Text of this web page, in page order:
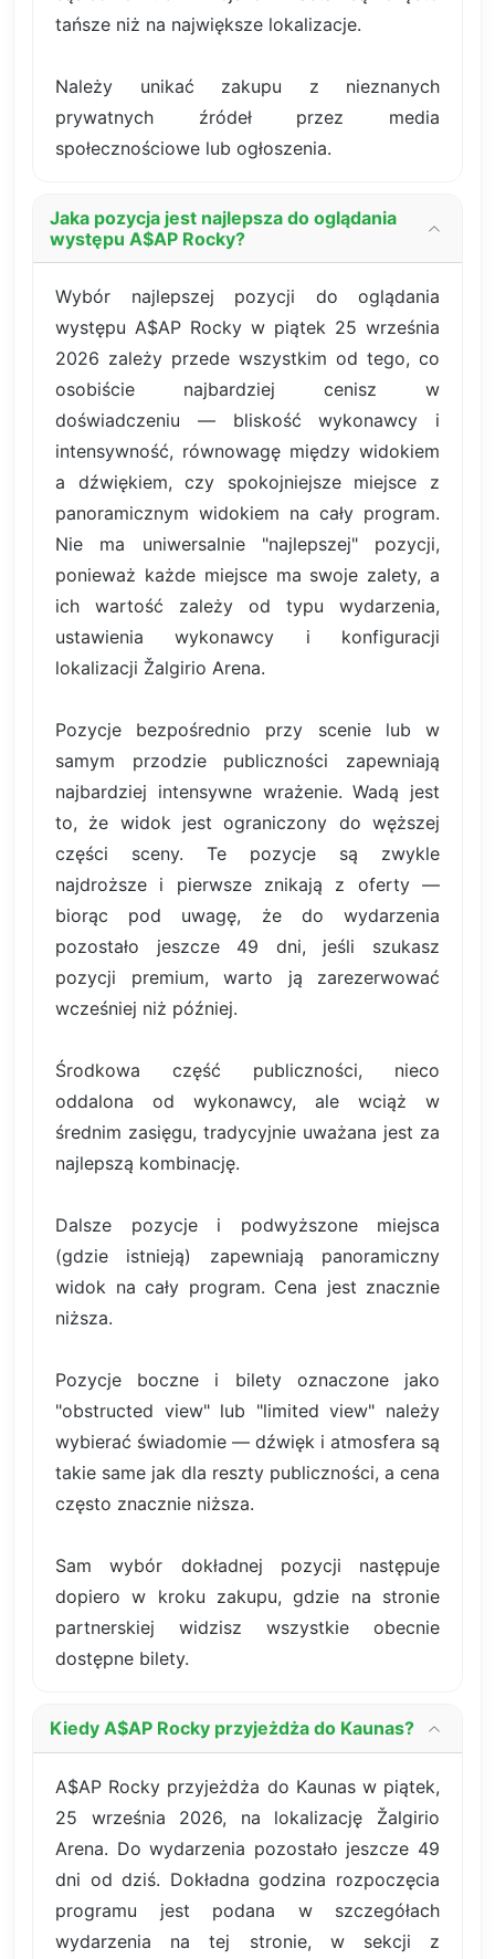
tańsze niż na największe lokalizacje.
Należy unikać zakupu z nieznanych
prywatnych źródeł przez media
społecznościowe lub ogłoszenia.
Jaka pozycja jest najlepsza do oglądania
występu A$AP Rocky?
Wybór najlepszej pozycji do oglądania
występu A$AP Rocky w piątek 25 września
2026 zależy przede wszystkim od tego, co
osobiście najbardziej cenisz w
doświadczeniu — bliskość wykonawcy i
intensywność, równowagę między widokiem
a dźwiękiem, czy spokojniejsze miejsce z
panoramicznym widokiem na cały program.
Nie ma uniwersalnie "najlepszej" pozycji,
ponieważ każde miejsce ma swoje zalety, a
ich wartość zależy od typu wydarzenia,
ustawienia wykonawcy i konfiguracji
lokalizacji Žalgirio Arena.
Pozycje bezpośrednio przy scenie lub w
samym przodzie publiczności zapewniają
najbardziej intensywne wrażenie. Wadą jest
to, że widok jest ograniczony do węższej
części sceny. Te pozycje są zwykle
najdroższe i pierwsze znikają z oferty —
biorąc pod uwagę, że do wydarzenia
pozostało jeszcze 49 dni, jeśli szukasz
pozycji premium, warto ją zarezerwować
wcześniej niż później.
Środkowa część publiczności, nieco
oddalona od wykonawcy, ale wciąż w
średnim zasięgu, tradycyjnie uważana jest za
najlepszą kombinację.
Dalsze pozycje i podwyższone miejsca
(gdzie istnieją) zapewniają panoramiczny
widok na cały program. Cena jest znacznie
niższa.
Pozycje boczne i bilety oznaczone jako
"obstructed view" lub "limited view" należy
wybierać świadomie — dźwięk i atmosfera są
takie same jak dla reszty publiczności, a cena
często znacznie niższa.
Sam wybór dokładnej pozycji następuje
dopiero w kroku zakupu, gdzie na stronie
partnerskiej widzisz wszystkie obecnie
dostępne bilety.
Kiedy A$AP Rocky przyjeżdża do Kaunas?
A$AP Rocky przyjeżdża do Kaunas w piątek,
25 września 2026, na lokalizację Žalgirio
Arena. Do wydarzenia pozostało jeszcze 49
dni od dziś. Dokładna godzina rozpoczęcia
programu jest podana w szczegółach
wydarzenia na tej stronie, w sekcji z